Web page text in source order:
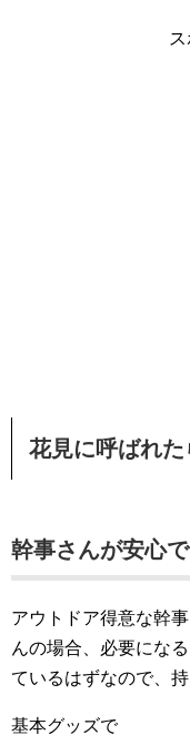
花見に呼ばれ
幹事さんが安心
アウトドア得意な幹
んの場合、必要にな
ているはずなので、
基本グッズで